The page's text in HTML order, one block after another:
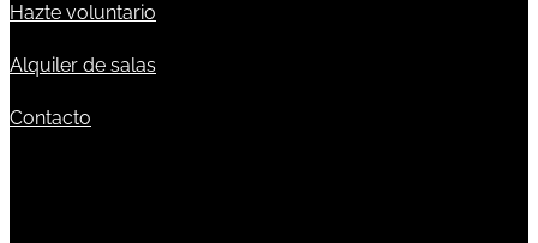
Hazte voluntario
Alquiler de salas
Contacto